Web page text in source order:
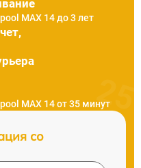
MAX 14 до 3 лет
MAX 14 от 35 минут
со